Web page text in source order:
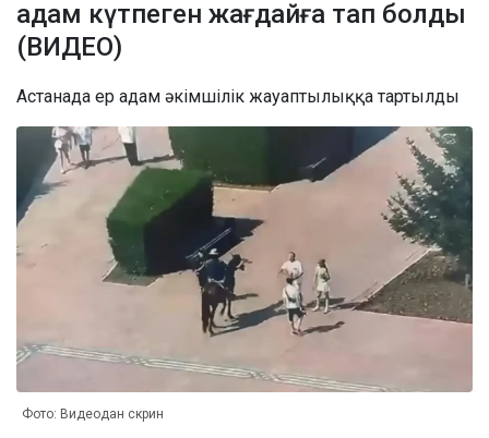
адам күтпеген жағдайға тап болды
(ВИДЕО)
Астанада ер адам әкімшілік жауаптылыққа тартылды
Фото: Видеодан скрин